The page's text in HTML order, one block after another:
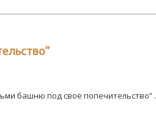
башню под своё попечительство” .